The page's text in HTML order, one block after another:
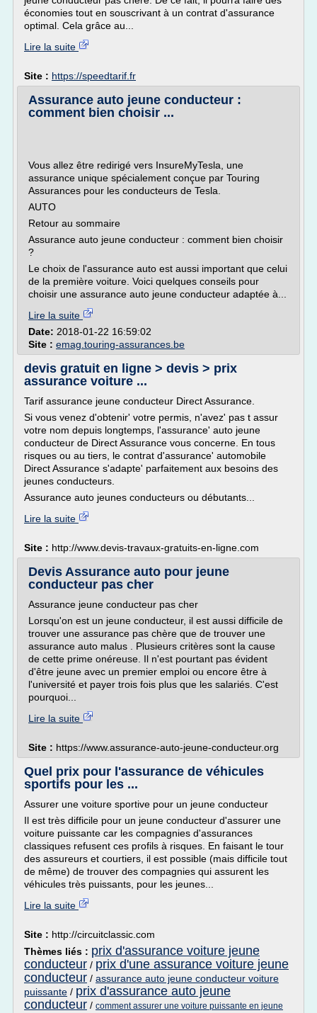
économies tout en souscrivant à un contrat d'assurance
optimal. Cela grâce au...
Lire la suite
Site : https://speedtarif.fr
Assurance auto jeune conducteur :
comment bien choisir ...
Vous allez être redirigé vers InsureMyTesla, une
assurance unique spécialement conçue par Touring
Assurances pour les conducteurs de Tesla.
AUTO
Retour au sommaire
Assurance auto jeune conducteur : comment bien choisir
?
Le choix de l'assurance auto est aussi important que celui
de la première voiture. Voici quelques conseils pour
choisir une assurance auto jeune conducteur adaptée à...
Lire la suite
Date: 2018-01-22 16:59:02
Site : emag.touring-assurances.be
devis gratuit en ligne > devis > prix
assurance voiture ...
Tarif assurance jeune conducteur Direct Assurance.
Si vous venez d'obtenir' votre permis, n'avez' pas t assur
votre nom depuis longtemps, l'assurance' auto jeune
conducteur de Direct Assurance vous concerne. En tous
risques ou au tiers, le contrat d'assurance' automobile
Direct Assurance s'adapte' parfaitement aux besoins des
jeunes conducteurs.
Assurance auto jeunes conducteurs ou débutants...
Lire la suite
Site : http://www.devis-travaux-gratuits-en-ligne.com
Devis Assurance auto pour jeune
conducteur pas cher
Assurance jeune conducteur pas cher
Lorsqu'on est un jeune conducteur, il est aussi difficile de
trouver une assurance pas chère que de trouver une
assurance auto malus . Plusieurs critères sont la cause
de cette prime onéreuse. Il n'est pourtant pas évident
d'être jeune avec un premier emploi ou encore être à
l'université et payer trois fois plus que les salariés. C'est
pourquoi...
Lire la suite
Site : https://www.assurance-auto-jeune-conducteur.org
Quel prix pour l'assurance de véhicules
sportifs pour les ...
Assurer une voiture sportive pour un jeune conducteur
Il est très difficile pour un jeune conducteur d'assurer une
voiture puissante car les compagnies d'assurances
classiques refusent ces profils à risques. En faisant le tour
des assureurs et courtiers, il est possible (mais difficile tout
de même) de trouver des compagnies qui assurent les
véhicules très puissants, pour les jeunes...
Lire la suite
Site : http://circuitclassic.com
Thèmes liés : prix d'assurance voiture jeune
conducteur / prix d'une assurance voiture jeune
conducteur / assurance auto jeune conducteur voiture
puissante / prix d'assurance auto jeune
conducteur / comment assurer une voiture puissante en jeune